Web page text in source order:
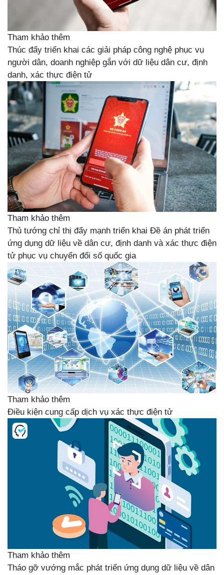
Tham khảo thêm
Thúc đẩy triển khai các giải pháp công nghệ phục vụ
người dân, doanh nghiệp gắn với dữ liệu dân cư, định
danh, xác thực điện tử
Tham khảo thêm
Thủ tướng chỉ thị đẩy mạnh triển khai Đề án phát triển
ứng dụng dữ liệu về dân cư, định danh và xác thực điện
tử phục vụ chuyển đổi số quốc gia
Tham khảo thêm
Điều kiện cung cấp dịch vụ xác thực điện tử
Tham khảo thêm
Tháo gỡ vướng mắc phát triển ứng dụng dữ liệu về dân